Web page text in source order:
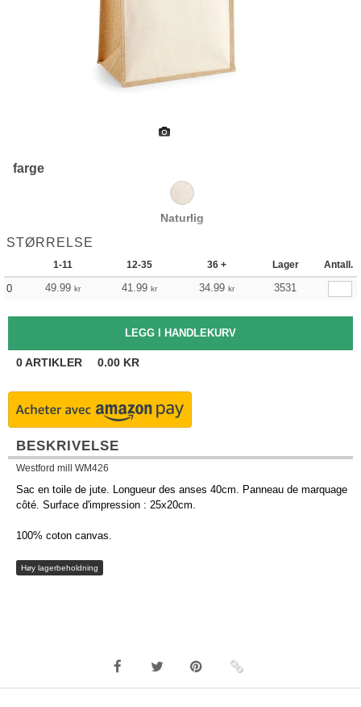
farge
Naturlig
STØRRELSE
1-11 12-35 36 + Lager Antall.
0 49.99 kr 41.99 kr 34.99 kr 3531
0ARTIKLER 0.00 KR
BESKRIVELSE
Westford mill WM426
Sac en toile de jute. Longueur des anses 40cm. Panneau de marquage
côté. Surface d'impression : 25x20cm.
100% coton canvas.
Høy lagerbeholdning